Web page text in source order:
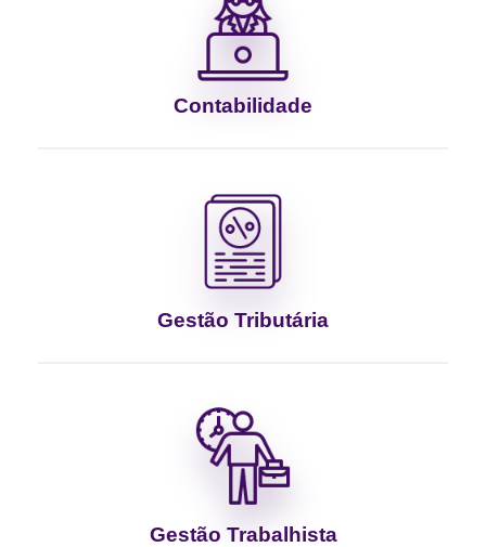
Contabilidade
Gestão Tributária
Gestão Trabalhista